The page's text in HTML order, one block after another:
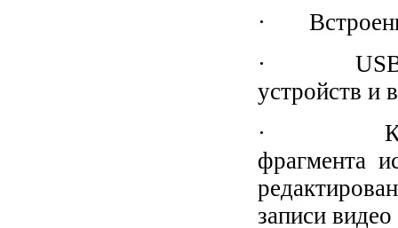
·
· USB-
устройств и
·
фрагмента
записи